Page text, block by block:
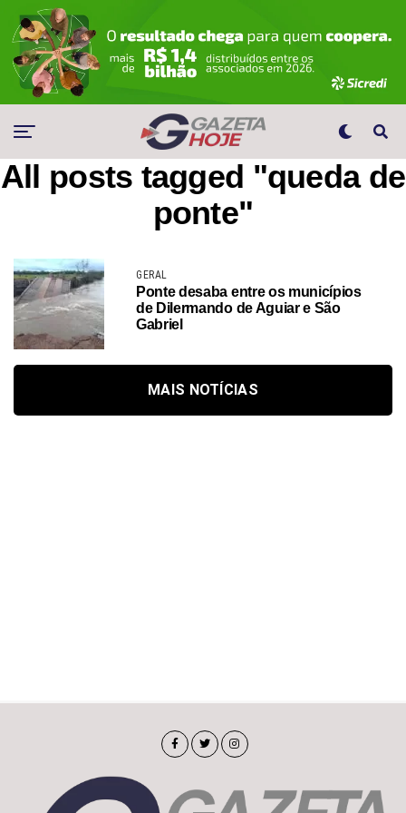
All posts tagged "queda de
ponte"
GERAL
Ponte desaba entre os municípios
de Dilermando de Aguiar e São
Gabriel
MAIS NOTÍCIAS